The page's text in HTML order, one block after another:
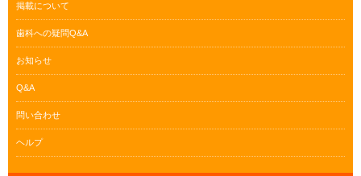
掲載について
歯科への疑問Q&A
お知らせ
Q&A
問い合わせ
ヘルプ